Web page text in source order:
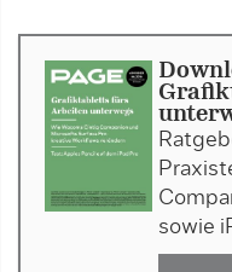
sowie